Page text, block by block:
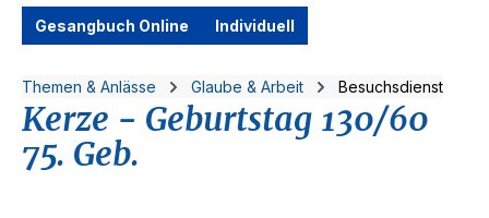
Gesangbuch Online Individuell
Themen & Anlässe Glaube & Arbeit Besuchsdienst
Kerze - Geburtstag 130/60
75. Geb.